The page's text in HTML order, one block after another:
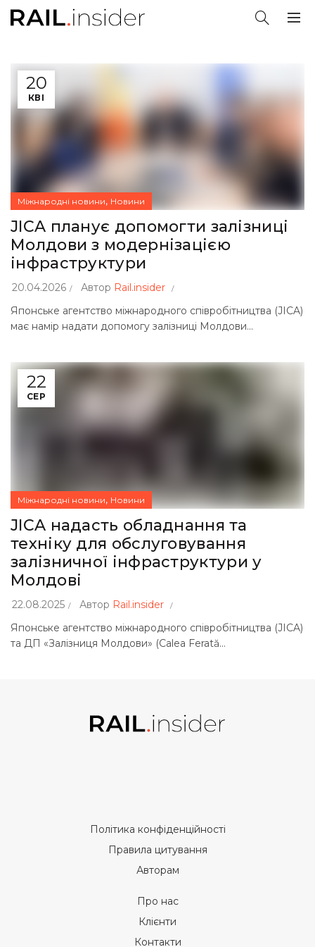
20
КВІ
Міжнародні новини, Новини
JICA планує допомогти залізниці
Молдови з модернізацією
інфраструктури
20.04.2026 Автор Rail.insider
Японське агентство міжнародного співробітництва (JICA)
має намір надати допомогу залізниці Молдови...
22
СЕР
Міжнародні новини, Новини
JICA надасть обладнання та
техніку для обслуговування
залізничної інфраструктури у
Молдові
22.08.2025 Автор Rail.insider
Японське агентство міжнародного співробітництва (JICA)
та ДП «Залізниця Молдови» (Calea Ferată...
Політика конфіденційності
Правила цитування
Авторам
Про нас
Клієнти
Контакти